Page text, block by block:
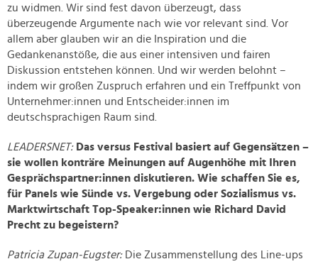
zu widmen. Wir sind fest davon überzeugt, dass
überzeugende Argumente nach wie vor relevant sind. Vor
allem aber glauben wir an die Inspiration und die
Gedankenanstöße, die aus einer intensiven und fairen
Diskussion entstehen können. Und wir werden belohnt –
indem wir großen Zuspruch erfahren und ein Treffpunkt von
Unternehmer:innen und Entscheider:innen im
deutschsprachigen Raum sind.
LEADERSNET:Das versus Festival basiert auf Gegensätzen –
sie wollen konträre Meinungen auf Augenhöhe mit Ihren
Gesprächspartner:innen diskutieren. Wie schaffen Sie es,
für Panels wie Sünde vs. Vergebung oder Sozialismus vs.
Marktwirtschaft Top-Speaker:innen wie Richard David
Precht zu begeistern?
Patricia Zupan-Eugster:Die Zusammenstellung des Line-ups